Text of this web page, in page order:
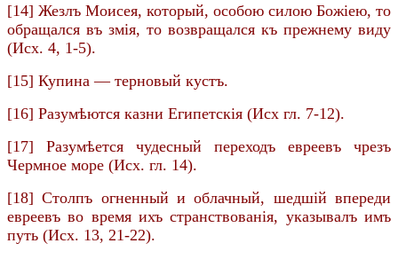
[14] Жезлъ Моисея, который, особою силою Божіею, то
обращался въ змія, то возвращался къ прежнему виду
(Исх. 4, 1-5).
[15] Купина — терновый кустъ.
[16] Разумѣются казни Египетскія (Исх гл. 7-12).
[17] Разумѣется чудесный переходъ евреевъ чрезъ
Чермное море (Исх. гл. 14).
[18] Столпъ огненный и облачный, шедшій впереди
евреевъ во время ихъ странствованія, указывалъ имъ
путь (Исх. 13, 21-22).